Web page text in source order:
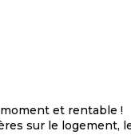
et rentable !
sur le logement,